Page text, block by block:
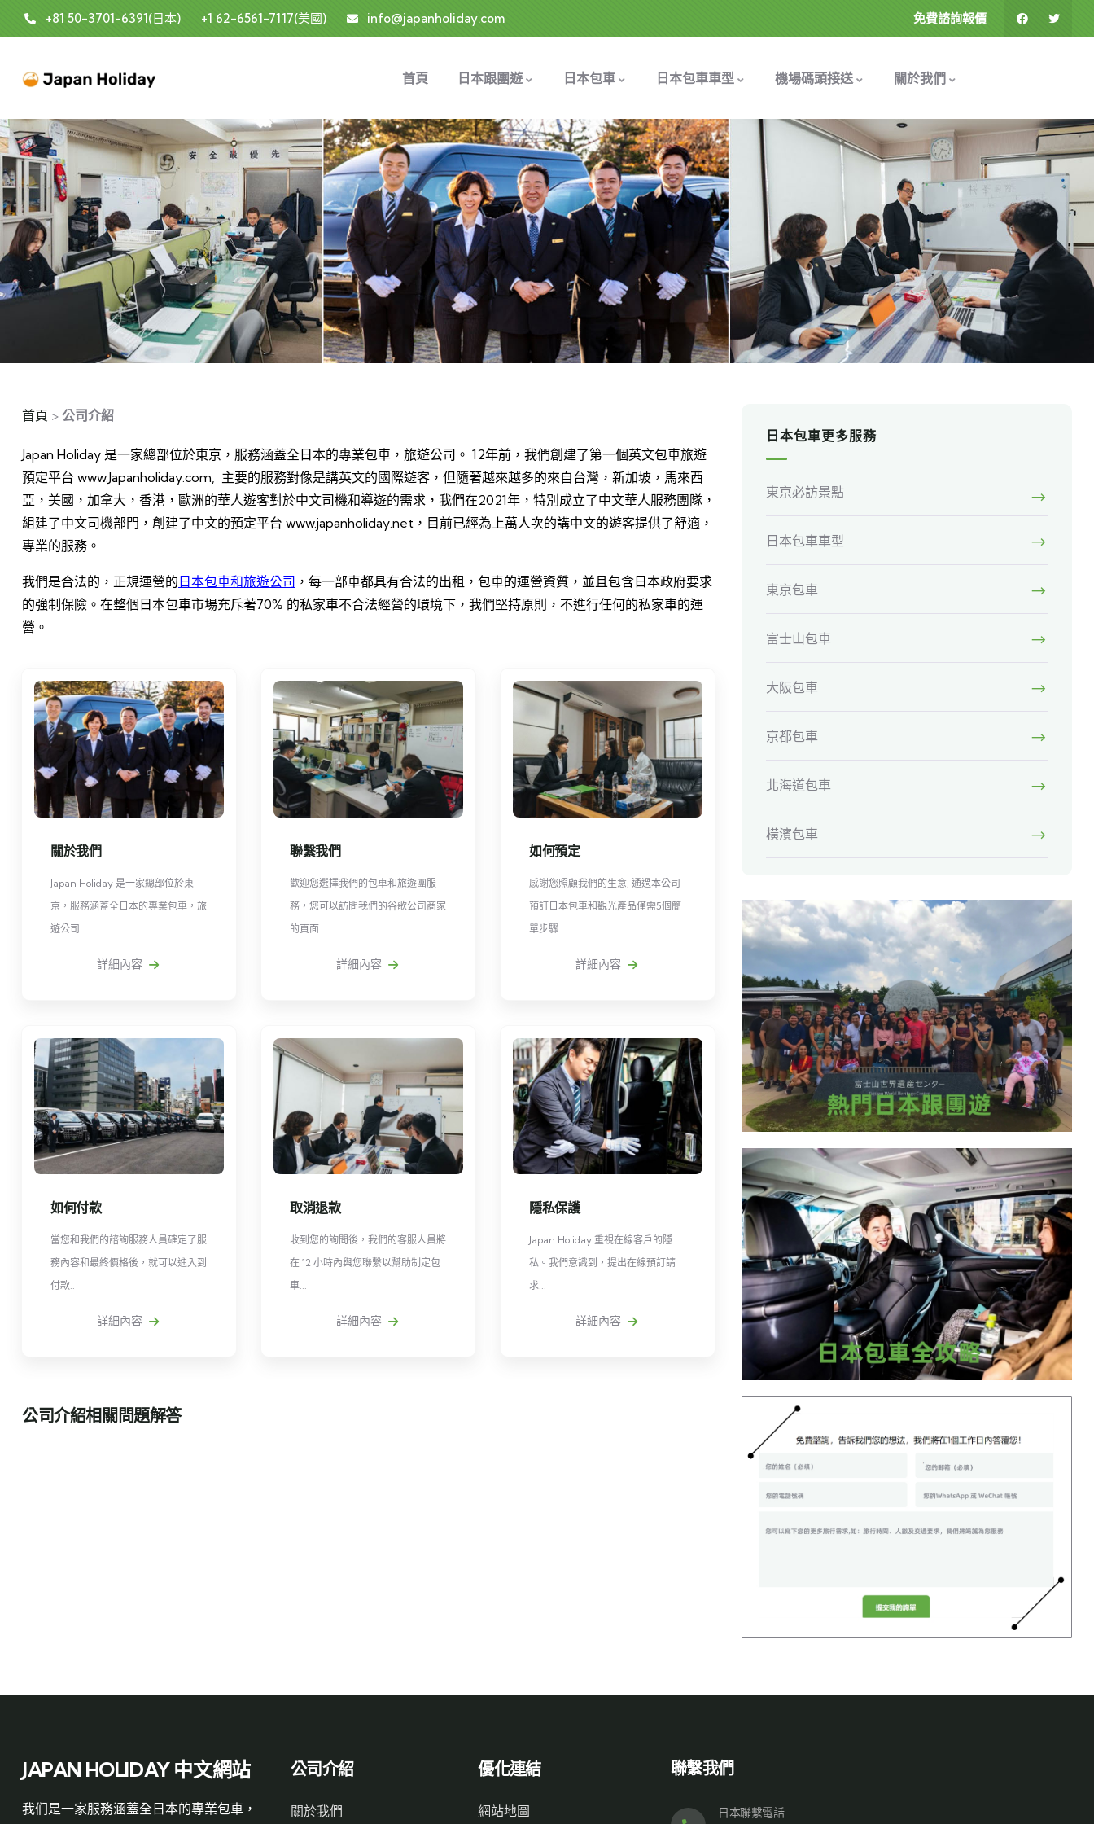
+81 50-3701-6391(日本) +1 62-6561-7117(美國) info@japanholiday.com 免費諮詢報價
首頁 日本跟團遊 日本包車 日本包車車型 機場碼頭接送 關於我們
首頁 > 公司介紹
Japan Holiday 是一家總部位於東京，服務涵蓋全日本的專業包車，旅遊公司。 12年前，我們創建了第一個英文包車旅遊
預定平台 www.Japanholiday.com, 主要的服務對像是講英文的國際遊客，但隨著越來越多的來自台灣，新加坡，馬來西
亞，美國，加拿大，香港，歐洲的華人遊客對於中文司機和導遊的需求，我們在2021年，特別成立了中文華人服務團隊，
組建了中文司機部門，創建了中文的預定平台 www.japanholiday.net，目前已經為上萬人次的講中文的遊客提供了舒適，
專業的服務。
我們是合法的，正規運營的 日本包車和旅遊公司 ，每一部車都具有合法的出租，包車的運營資質，並且包含日本政府要求
的強制保險。在整個日本包車市場充斥著70% 的私家車不合法經營的環境下，我們堅持原則，不進行任何的私家車的運
營。
關於我們
Japan Holiday 是一家總部位於東
京，服務涵蓋全日本的專業包車，旅
遊公司...
詳細內容
聯繫我們
歡迎您選擇我們的包車和旅遊團服
務，您可以訪問我們的谷歌公司商家
的頁面...
詳細內容
如何預定
感謝您照顧我們的生意, 通過本公司
預訂日本包車和觀光產品僅需5個簡
單步驟...
詳細內容
如何付款
當您和我們的諮詢服務人員確定了服
務內容和最終價格後，就可以進入到
付款..
詳細內容
取消退款
收到您的詢問後，我們的客服人員將
在 12 小時內與您聯繫以幫助制定包
車...
詳細內容
隱私保護
Japan Holiday 重視在線客戶的隱
私。我們意識到，提出在線預訂請
求...
詳細內容
公司介紹相關問題解答
日本包車更多服務
東京必訪景點
日本包車車型
東京包車
富士山包車
大阪包車
京都包車
北海道包車
橫濱包車
JAPAN HOLIDAY 中文網站
我们是一家服務涵蓋全日本的專業包車，
公司介紹
關於我們
優化連結
網站地圖
聯繫我們
日本聯繫電話